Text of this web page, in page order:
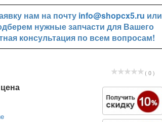
нам на почту info@shopcx5.ru или
нужные запчасти для Вашего
консультация по всем вопросам!
( 0 )